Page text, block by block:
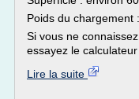
Poids du chargement
Si vous ne
essayez le calculateur
Lire la suite